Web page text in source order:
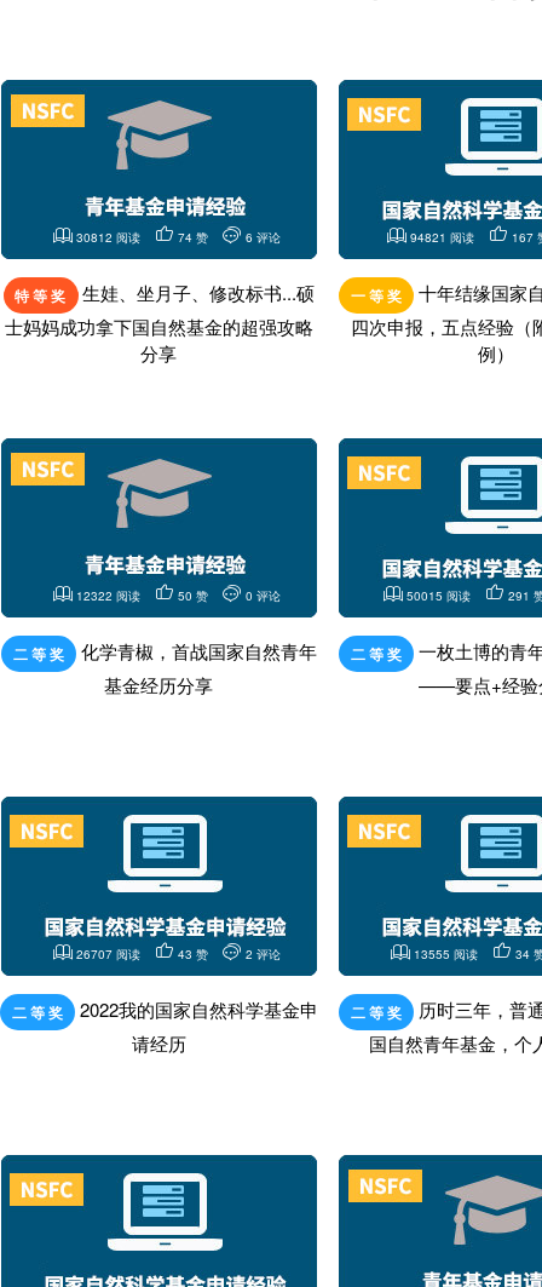
30812 阅读 74 赞 6 评论
特 等 奖
生娃、坐月子、修改标书...硕
士妈妈成功拿下国自然基金的超强攻略
分享
94821 阅读 167
一 等 奖
十年结缘国家
四次申报，五点经验（
例）
12322 阅读 50 赞 0 评论
二 等 奖
化学青椒，首战国家自然青年
基金经历分享
50015 阅读 291
二 等 奖
一枚土博的青
——要点+经验
26707 阅读 43 赞 2 评论
二 等 奖
2022我的国家自然科学基金申
请经历
13555 阅读 34
二 等 奖
历时三年，普
国自然青年基金，个